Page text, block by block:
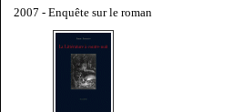
2007 - Enquête sur le roman